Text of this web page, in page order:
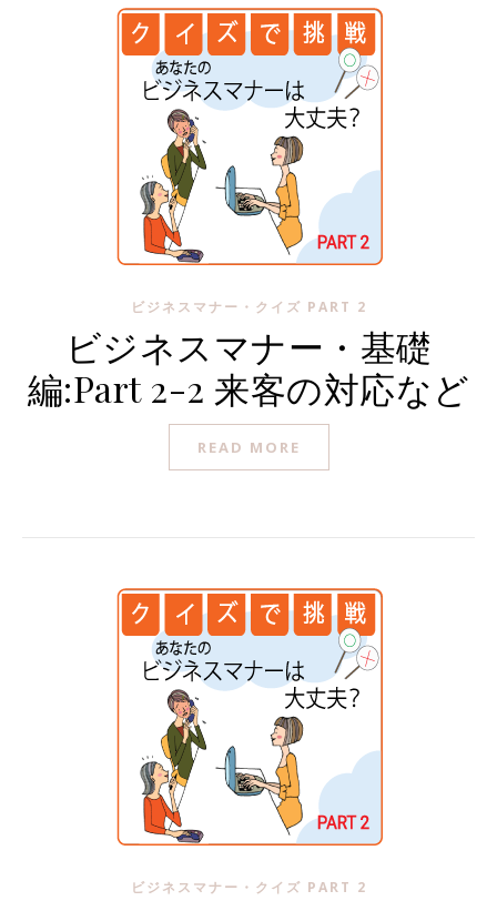
ビジネスマナー・クイズ PART 2
ビジネスマナー・基礎
編:Part 2-2 来客の対応など
READ MORE
ビジネスマナー・クイズ PART 2